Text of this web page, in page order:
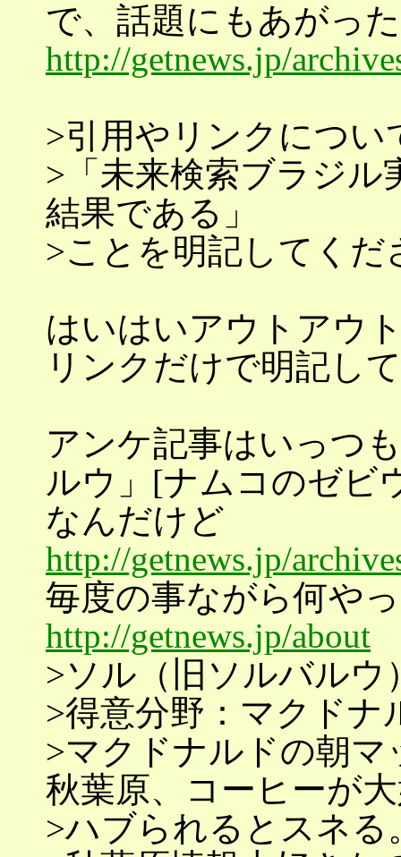
で、話題にもあがった
http://getnews.jp/
>引用やリンクについ
>「未来検索ブラジ
結果である」
>ことを明記してくだ
はいはいアウトアウ
リンクだけで明記し
アンケ記事はいっつ
ルウ」[ナムコのゼビ
なんだけど
http://getnews.jp/
毎度の事ながら何や
http://getnews.jp/about
>ソル（旧ソルバルウ
>得意分野：マクドナ
>マクドナルドの朝
秋葉原、コーヒーが
>ハブられるとスネ